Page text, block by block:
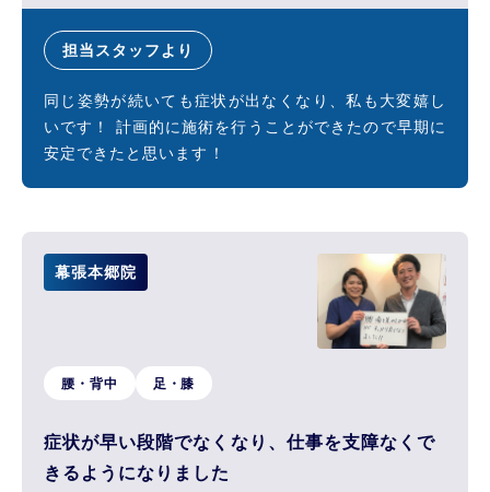
担当スタッフより
同じ姿勢が続いても症状が出なくなり、私も大変嬉し
いです！ 計画的に施術を行うことができたので早期に
安定できたと思います！
幕張本郷院
腰・背中 足・膝
症状が早い段階でなくなり、仕事を支障なくで
きるようになりました